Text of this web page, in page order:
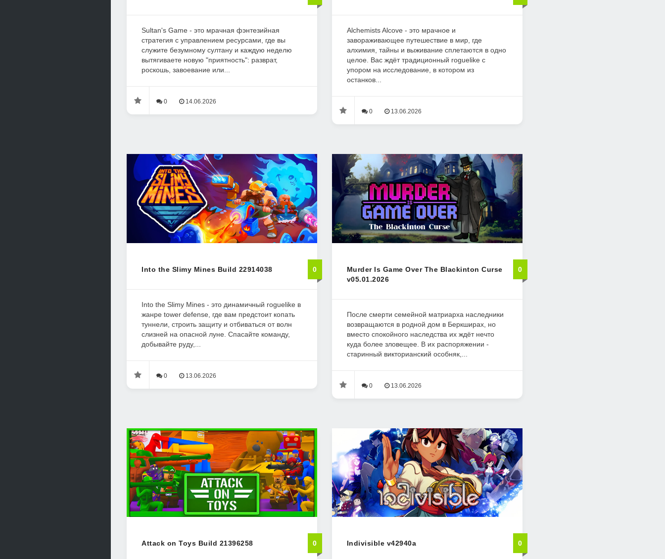
Sultan's Game - это мрачная фэнтезийная
стратегия с управлением ресурсами, где вы
служите безумному султану и каждую неделю
вытягиваете новую "приятность": разврат,
роскошь, завоевание или...
0 14.06.2026
Alchemists Alcove - это мрачное и
завораживающее путешествие в мир, где
алхимия, тайны и выживание сплетаются в одно
целое. Вас ждёт традиционный roguelike с
упором на исследование, в котором из
останков...
0 13.06.2026
Into the Slimy Mines Build 22914038 0
Into the Slimy Mines - это динамичный roguelike в
жанре tower defense, где вам предстоит копать
туннели, строить защиту и отбиваться от волн
слизней на опасной луне. Спасайте команду,
добывайте руду,...
0 13.06.2026
Murder Is Game Over The Blackinton Curse
v05.01.2026
0
После смерти семейной матриарха наследники
возвращаются в родной дом в Беркширах, но
вместо спокойного наследства их ждёт нечто
куда более зловещее. В их распоряжении -
старинный викторианский особняк,...
0 13.06.2026
Attack on Toys Build 21396258 0 Indivisible v42940a 0